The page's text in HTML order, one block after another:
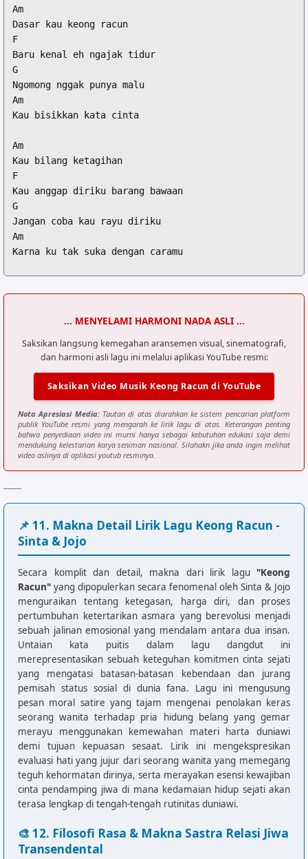
Am
Dasar kau keong racun
F
Baru kenal eh ngajak tidur
G
Ngomong nggak punya malu
Am
Kau bisikkan kata cinta
Am
Kau bilang ketagihan
F
Kau anggap diriku barang bawaan
G
Jangan coba kau rayu diriku
Am
Karna ku tak suka dengan caramu
F             G
Am             G
Jangan kau merayu lagi
F             G
Karna ku tak mempan dirayu
Karna ku sudah tahu caramu
Mulutmu komat kamit
Am
Pikiranmu langsung ngeres
Am
Dasar kau keong racun
Baru kenal eh ngajak tidur
Ngomong nggak punya malu
Am
Kau bisikkan kata cinta
Am
Kau bilang ketagihan
Kau anggap diriku barang bawaan
Jangan coba kau rayu diriku
Karna ku tak suka dengan caramu
... MENYELAMI HARMONI NADA ASLI ...
Saksikan langsung kemegahan aransemen visual, sinematografi,
dan harmoni asli lagu ini melalui aplikasi YouTube resmi:
Saksikan Video Musik Keong Racun di YouTube
Nota Apresiasi Media:Tautan di atas diarahkan ke sistem pencarian platform
publik YouTube resmi yang mengarah ke lirik lagu di atas. Keterangan penting
bahwa penyediaan video ini murni hanya sebagai kebutuhan edukasi saja demi
mendukung kelestarian karya seniman nasional. Silahakn jika anda ingin melihat
video aslinya di aplikasi youtub resminya.
📌 11. Makna Detail Lirik Lagu Keong Racun -
Sinta & Jojo
Secara komplit dan detail, makna dari lirik lagu "Keong
Racun" yang dipopulerkan secara fenomenal oleh Sinta & Jojo
menguraikan tentang ketegasan, harga diri, dan proses
pertumbuhan ketertarikan asmara yang berevolusi menjadi
sebuah jalinan emosional yang mendalam antara dua insan.
Untaian kata puitis dalam lagu dangdut ini
merepresentasikan sebuah keteguhan komitmen cinta sejati
yang mengatasi batasan-batasan kebendaan dan jurang
pemisah status sosial di dunia fana. Lagu ini mengusung
pesan moral satire yang tajam mengenai penolakan keras
seorang wanita terhadap pria hidung belang yang gemar
merayu menggunakan kemewahan materi harta duniawi
demi tujuan kepuasan sesaat. Lirik ini mengekspresikan
evaluasi hati yang jujur dari seorang wanita yang memegang
teguh kehormatan dirinya, serta merayakan esensi kewajiban
cinta pendamping jiwa di mana kedamaian hidup sejati akan
terasa lengkap di tengah-tengah rutinitas duniawi.
🎨 12. Filosofi Rasa & Makna Sastra Relasi Jiwa
Transendental